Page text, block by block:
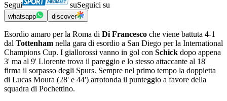
Segui suSeguici su
whatsapp discover
Esordio amaro per la Roma di Di Francesco che viene battuta 4-1
dal Tottenham nella gara di esordio a San Diego per la International
Champions Cup. I giallorossi vanno in gol con Schick dopo appena
3' ma al 9' Llorente trova il pareggio e lo stesso attaccante al 18'
firma il sorpasso degli Spurs. Sempre nel primo tempo la doppietta
di Lucas Moura (28' e 44') arrotonda il punteggio a favore della
squadra di Pochettino.